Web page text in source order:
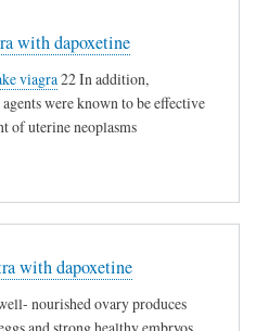
with dapoxetine
viagra22 In addition,
were known to be effective
of uterine neoplasms
with dapoxetine
nourished ovary produces
and strong healthy embryos